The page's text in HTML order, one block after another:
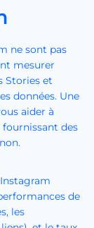
ne sont pas
mesurer
Stories et
données. Une
aider à
fournissant des
de
les